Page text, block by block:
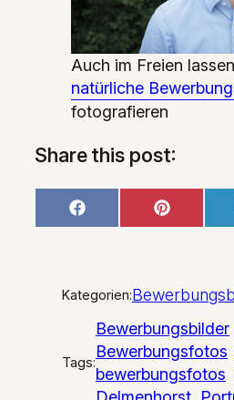
Auch im Freien
natürliche
fotografieren
Share this post:
Share
on
Facebook Share
on
Pinterest
Kategorien:
Tags:
Bewerbungsbilder
Bewerbungsfotos
bewerbungsfotos